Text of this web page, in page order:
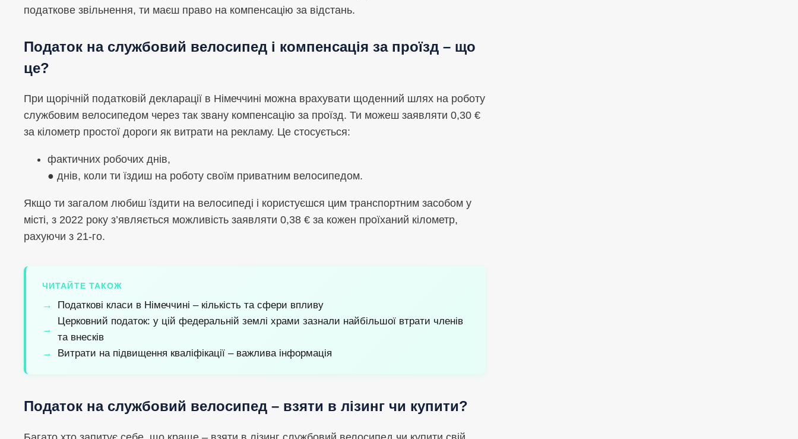
податкове звільнення, ти маєш право на компенсацію за відстань.
Податок на службовий велосипед і компенсація за проїзд – що
це?
При щорічній податковій декларації в Німеччині можна врахувати щоденний шлях на роботу
службовим велосипедом через так звану компенсацію за проїзд. Ти можеш заявляти 0,30 €
за кілометр простої дороги як витрати на рекламу. Це стосується:
фактичних робочих днів,
● днів, коли ти їздиш на роботу своїм приватним велосипедом.
Якщо ти загалом любиш їздити на велосипеді і користуєшся цим транспортним засобом у
місті, з 2022 року з’являється можливість заявляти 0,38 € за кожен проїханий кілометр,
рахуючи з 21-го.
ЧИТАЙТЕ ТАКОЖ
Податкові класи в Німеччині – кількість та сфери впливу
Церковний податок: у цій федеральній землі храми зазнали найбільшої втрати членів
та внесків
Витрати на підвищення кваліфікації – важлива інформація
Податок на службовий велосипед – взяти в лізинг чи купити?